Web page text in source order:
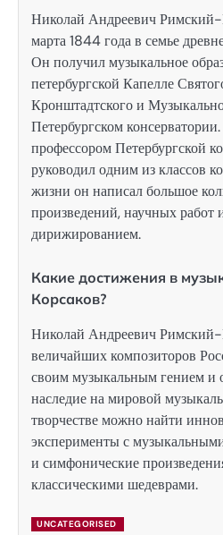
Николай Андреевич Римский-
марта 1844 года в семье
Он получил музыкальное
петербургской Капелле
Кронштадтского и
Петербургском
профессором Петербургской
руководил одним из классов
жизни он написал большое
произведений, научных работ
дирижированием.
Какие достижения в
Корсаков?
Николай Андреевич
величайших композиторов
своим музыкальным гением и
наследие на мировой
творчестве можно найти
эксперименты с
и симфонические
классическими шедеврами.
UNCATEGORISED